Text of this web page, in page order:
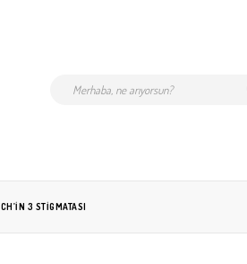
3 STIGMATASI